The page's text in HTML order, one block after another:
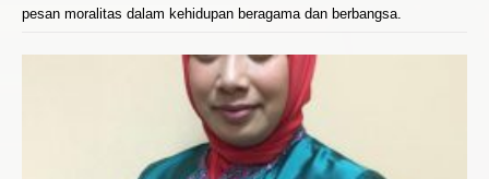
pesan moralitas dalam kehidupan beragama dan berbangsa.